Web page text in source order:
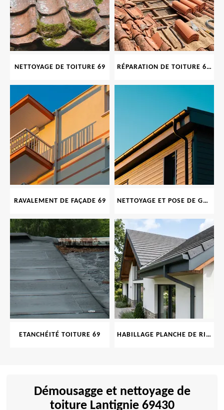
NETTOYAGE DE TOITURE 69 RÉPARATION DE TOITURE 69 RHONE, TUILES CASSÉES OU ABIMÉES
RAVALEMENT DE FAÇADE 69 NETTOYAGE ET POSE DE GOUTTIÈRE 69
ETANCHÉITÉ TOITURE 69 HABILLAGE PLANCHE DE RIVE 69
Démousagge et nettoyage de
toiture Lantignie 69430